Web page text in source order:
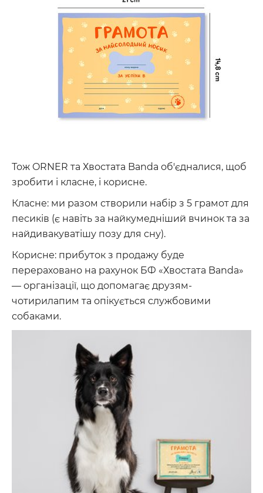
Тож ORNER та Хвостата Banda об'єдналися, щоб
зробити і класне, і корисне.
Класне: ми разом створили набір з 5 грамот для
песиків (є навіть за найкумедніший вчинок та за
найдивакуватішу позу для сну).
Корисне: прибуток з продажу буде
перераховано на рахунок БФ «Хвостата Banda»
— організації, що допомагає друзям-
чотирилапим та опікується службовими
собаками.